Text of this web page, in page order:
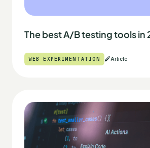
The best A/B testing tools in
WEB EXPERIMENTATION Article